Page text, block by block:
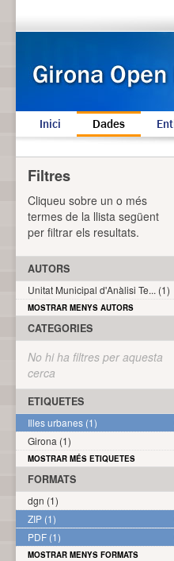
Inici Dades
Filtres
Cliqueu sobre un o més
termes de la llista següent
per filtrar els resultats.
AUTORS
Unitat Municipal d'Anàlisi Te... (1)
MOSTRAR MENYS AUTORS
CATEGORIES
No hi ha filtres per aquesta
cerca
ETIQUETES
Illes urbanes (1)
Girona (1)
MOSTRAR MÉS ETIQUETES
FORMATS
dgn (1)
ZIP (1)
PDF (1)
MOSTRAR MENYS FORMATS